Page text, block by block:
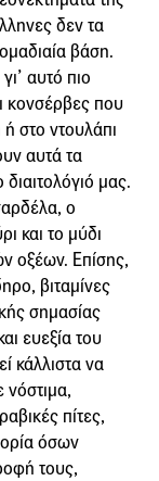
δεν τα
βάση.
αυτό πιο
κονσέρβες που
στο ντουλάπι
αυτά τα
μας.
ο
και το μύδι
οξέων. Επίσης,
βιταμίνες
σημασίας
ευεξία του
κάλλιστα να
νόστιμα,
πίτες,
όσων
τους,